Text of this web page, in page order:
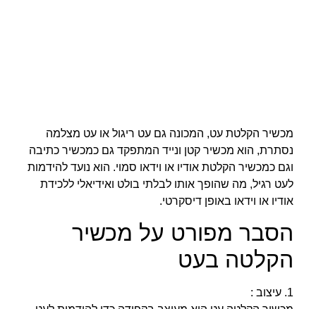
מכשיר הקלטת עט, המכונה גם עט ריגול או עט מצלמה
נסתרת, הוא מכשיר קטן ונייד המתפקד גם כמכשיר כתיבה
וגם כמכשיר הקלטת אודיו או וידאו סמוי. הוא נועד להידמות
לעט רגיל, מה שהופך אותו לבלתי בולט ואידיאלי ללכידת
אודיו או וידאו באופן דיסקרטי.
הסבר מפורט על מכשיר
הקלטה בעט
1. עיצוב :